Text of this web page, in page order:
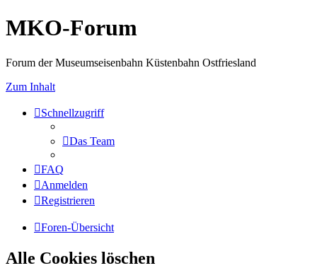
MKO-Forum
Forum der Museumseisenbahn Küstenbahn Ostfriesland
Zum Inhalt
Schnellzugriff
Das Team
FAQ
Anmelden
Registrieren
Foren-Übersicht
Alle Cookies löschen